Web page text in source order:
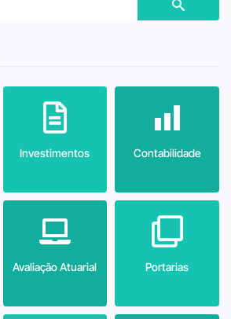
Investimentos Contabilidade
Avaliação Atuarial Portarias